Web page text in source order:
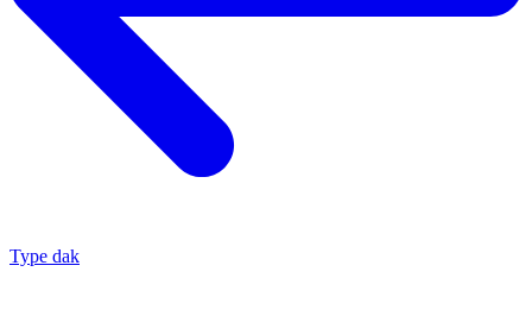
Type dak